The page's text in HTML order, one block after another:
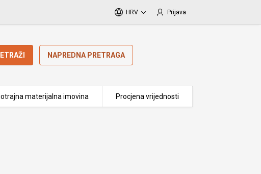
HRV Prijava
NAPREDNA PRETRAGA
materijalna imovina Procjena vrijednosti